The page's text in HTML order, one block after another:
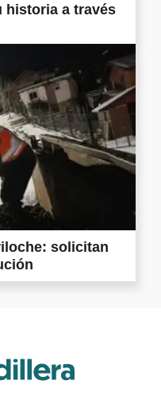
historia a través
solicitan